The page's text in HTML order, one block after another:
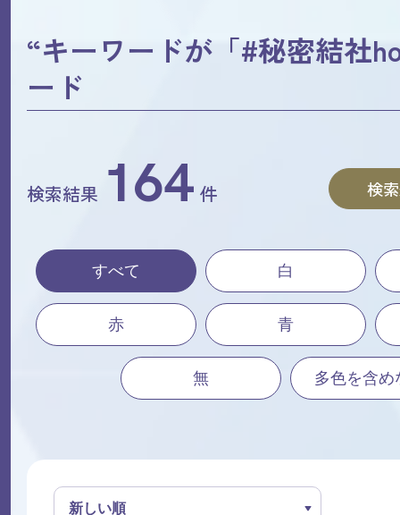
“キーワードが「#秘密結社
ード
検索結果 164 件 検
すべて 白
赤 青
無 多色を含め